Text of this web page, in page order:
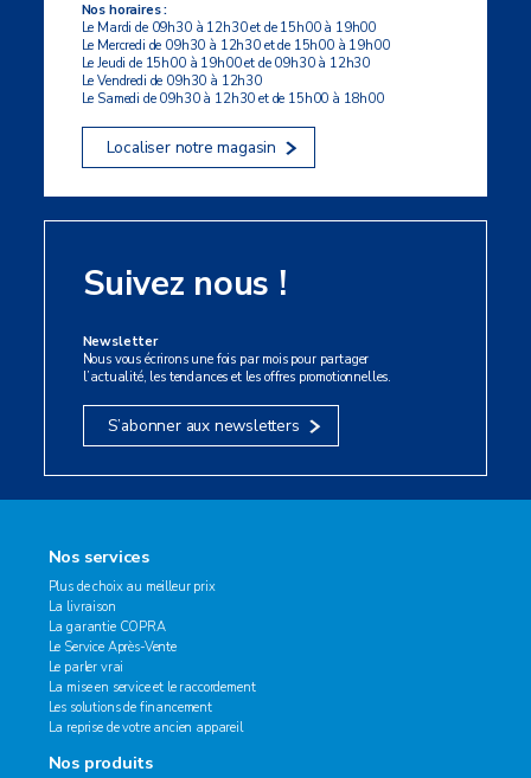
Nos horaires :
Le Mardi de 09h30 à 12h30 et de 15h00 à 19h00
Le Mercredi de 09h30 à 12h30 et de 15h00 à 19h00
Le Jeudi de 15h00 à 19h00 et de 09h30 à 12h30
Le Vendredi de 09h30 à 12h30
Le Samedi de 09h30 à 12h30 et de 15h00 à 18h00
Localiser notre magasin
Suivez nous !
Newsletter
Nous vous écrirons une fois par mois pour partager
l’actualité, les tendances et les offres promotionnelles.
S’abonner aux newsletters
Nos services
Plus de choix au meilleur prix
La livraison
La garantie COPRA
Le Service Après-Vente
Le parler vrai
La mise en service et le raccordement
Les solutions de financement
La reprise de votre ancien appareil
Nos produits